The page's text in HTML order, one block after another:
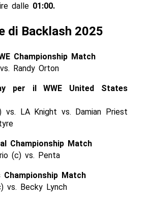
dalle 01:00.
di Backlash 2025
Championship Match
Randy Orton
per il WWE United States
vs. LA Knight vs. Damian Priest
Championship Match
(c) vs. Penta
Championship Match
vs. Becky Lynch